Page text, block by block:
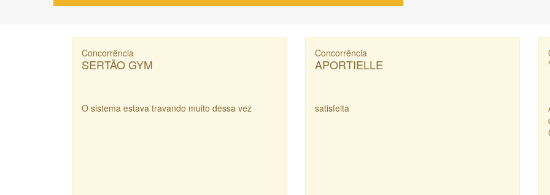
Concorrência
SERTÃO GYM
O sistema estava travando muito dessa vez
Concorrência
APORTIELLE
satisfeita